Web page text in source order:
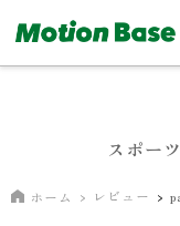
スポー
ホーム レビュー